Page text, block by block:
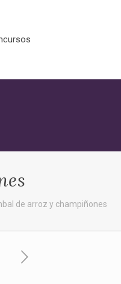
de arroz y champiñones